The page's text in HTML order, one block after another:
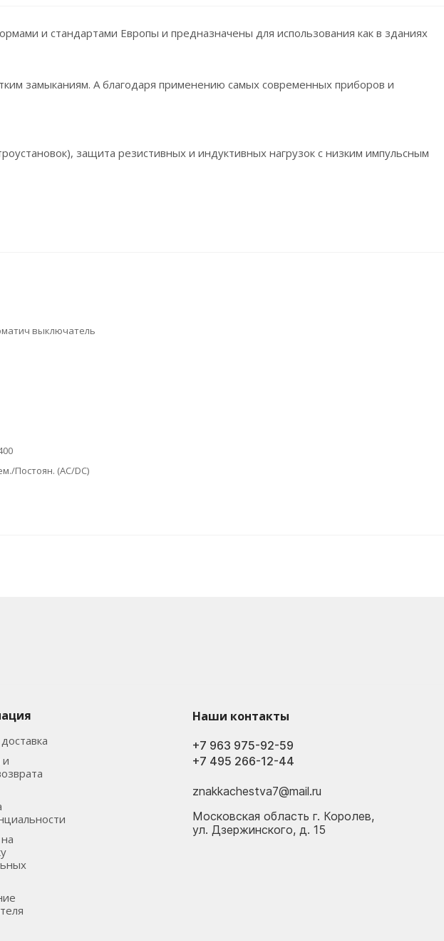
и стандартами Европы и предназначены для использования как в зданиях
замыканиям. А благодаря применению самых современных приборов и
защита резистивных и индуктивных нагрузок с низким импульсным
выключатель
Постоян. (АС/DC)
и
Наши контакты
+7 495 266-12-44
+7 963 975-92-59
znakkachestva7@mail.ru
Московская область г. Королев,
ул. Дзержинского, д. 15